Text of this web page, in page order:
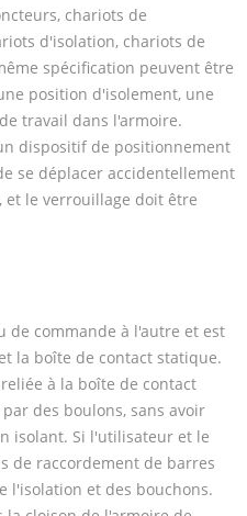
chariots de
d'isolation, chariots de
spécification peuvent être
position d'isolement, une
travail dans l'armoire.
dispositif de positionnement
se déplacer accidentellement
et le verrouillage doit être
de commande à l'autre et est
la boîte de contact statique.
à la boîte de contact
des boulons, sans avoir
isolant. Si l'utilisateur et le
de raccordement de barres
l'isolation et des bouchons.